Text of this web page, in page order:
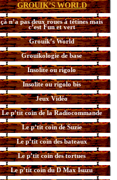
GROUIK’S WORLD
çà n’a pas deux roues à tétines mais
c’est Fun et vert
Grouik’s World
Grouikologie de base
Insolite ou rigolo
Insolite ou rigolo bis
Jeux Vidéo
Le p’tit coin de la Radiocommande
Le p’tit coin de Suzie
Le p’tit coin des bateaux
Le p’tit coin des tortues
Le p’tit coin du D Max Isuzu